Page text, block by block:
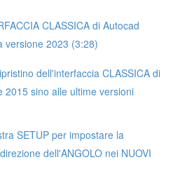
CLASSICA di Autocad
versione 2023 (3:28)
dell'interfaccia CLASSICA di
2015 sino alle ultime versioni
SETUP per impostare la
dell'ANGOLO nei NUOVI